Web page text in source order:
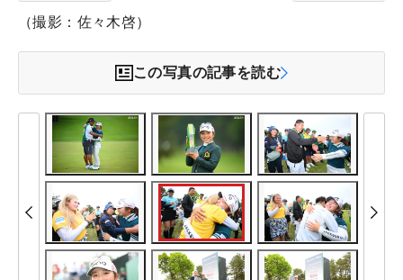
（撮影：佐々木啓）
この写真の記事を読む